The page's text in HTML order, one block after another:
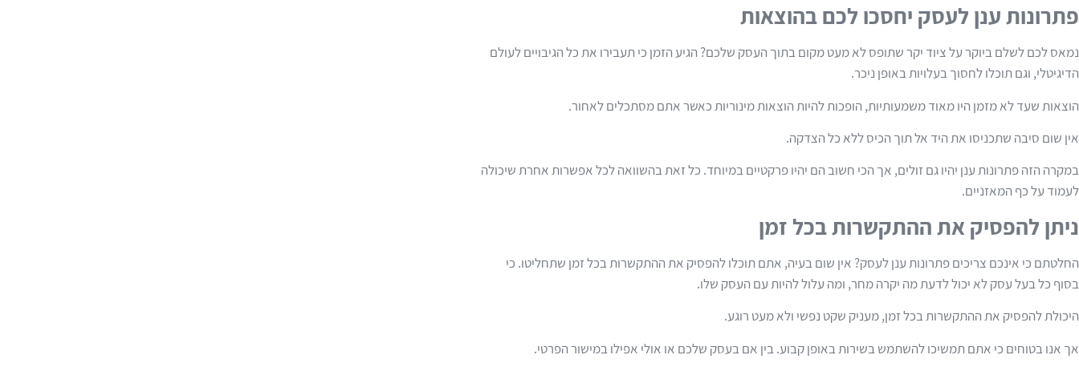
פתרונות ענן לעסק יחסכו לכם בהוצאות
נמאס לכם לשלם ביוקר על ציוד יקר שתופס לא מעט מקום בתוך העסק שלכם? הגיע הזמן כי תעבירו את כל הגיבויים לעולם
הדיגיטלי, וגם תוכלו לחסוך בעלויות באופן ניכר.
הוצאות שעד לא מזמן היו מאוד משמעותיות, הופכות להיות הוצאות מינוריות כאשר אתם מסתכלים לאחור.
אין שום סיבה שתכניסו את היד אל תוך הכיס ללא כל הצדקה.
במקרה הזה פתרונות ענן יהיו גם זולים, אך הכי חשוב הם יהיו פרקטיים במיוחד. כל זאת בהשוואה לכל אפשרות אחרת שיכולה
לעמוד על כף המאזניים.
ניתן להפסיק את ההתקשרות בכל זמן
החלטתם כי אינכם צריכים פתרונות ענן לעסק? אין שום בעיה, אתם תוכלו להפסיק את ההתקשרות בכל זמן שתחליטו. כי
בסוף כל בעל עסק לא יכול לדעת מה יקרה מחר, ומה עלול להיות עם העסק שלו.
היכולת להפסיק את ההתקשרות בכל זמן, מעניק שקט נפשי ולא מעט רוגע.
אך אנו בטוחים כי אתם תמשיכו להשתמש בשירות באופן קבוע. בין אם בעסק שלכם או אולי אפילו במישור הפרטי.